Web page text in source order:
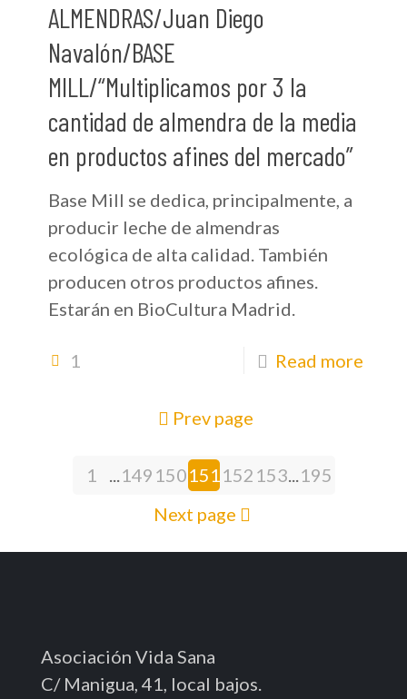
ALMENDRAS/Juan Diego
Navalón/BASE
MILL/“Multiplicamos por 3 la
cantidad de almendra de la media
en productos afines del mercado”
Base Mill se dedica, principalmente, a
producir leche de almendras
ecológica de alta calidad. También
producen otros productos afines.
Estarán en BioCultura Madrid.
1 Read more
Prev page
1 ...149 150151152 153...195
Next page
Asociación Vida Sana
C/ Manigua, 41, local bajos.